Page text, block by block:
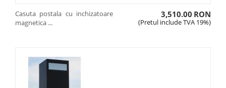
Casuta postala cu inchizatoare
magnetica ...
3,510.00 RON
(Pretul include TVA 19%)